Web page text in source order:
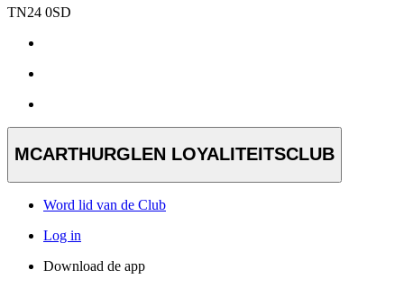
TN24 0SD
MCARTHURGLEN LOYALITEITSCLUB
Word lid van de Club
Log in
Download de app